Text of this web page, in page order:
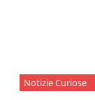
Notizie Curiose